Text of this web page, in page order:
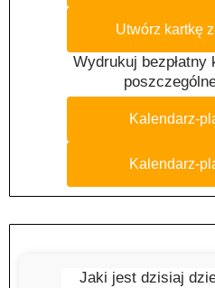
Utwórz kartkę
Wydrukuj bezpłatny
Kalendarz-
Kalendarz-
Jaki jest dzisiaj